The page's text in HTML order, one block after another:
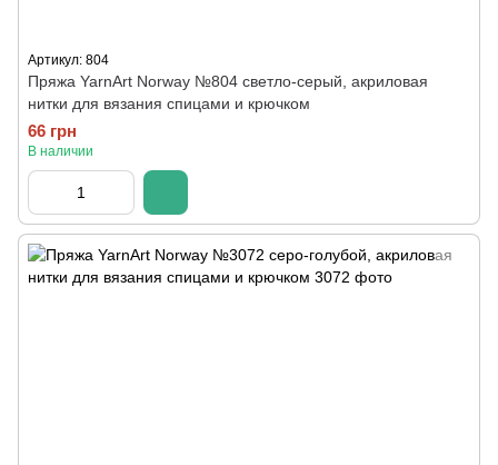
Артикул: 804
Пряжа YarnArt Norway №804 светло-серый, акриловая
нитки для вязания спицами и крючком
66 грн
В наличии